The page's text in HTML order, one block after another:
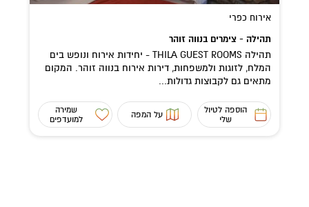
אירוח כפרי
תהילה - צימרים בנווה זוהר
תהילה THILA GUEST ROOMS - יחידות אירוח ונופש בים
המלח, לזוגות ולמשפחות, דירות אירוח בנווה זוהר. המקום
מתאים גם לקבוצות גדולות...
הוספה לטיול
שלי
על המפה
שמירה
למועדפים